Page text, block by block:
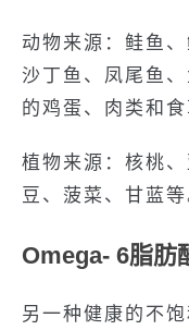
动物来源：鲑鱼
沙丁鱼、凤尾鱼
的鸡蛋、肉类和
植物来源：核桃
豆、菠菜、甘蓝等
Omega- 6脂肪
另一种健康的不